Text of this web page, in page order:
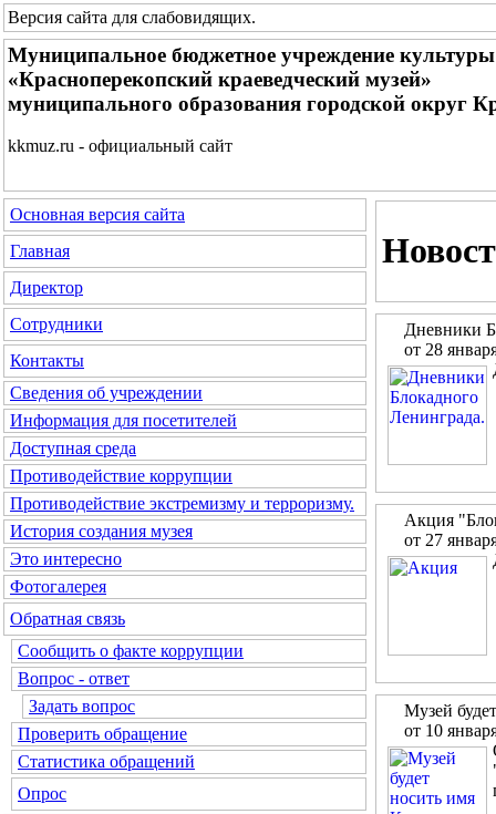
Версия сайта для слабовидящих.
Муниципальное бюджетное учреждение культуры
«Красноперекопский краеведческий музей»
муниципального образования городской округ
kkmuz.ru - официальный сайт
Основная версия сайта
Главная
Директор
Сотрудники
Контакты
Сведения об учреждении
Информация для посетителей
Доступная среда
Противодействие коррупции
Противодействие экстремизму и терроризму.
История создания музея
Это интересно
Фотогалерея
Обратная связь
Сообщить о факте коррупции
Вопрос - ответ
Задать вопрос
Проверить обращение
Статистика обращений
Опрос
Дневники
от 28
Акция
от 27
Музей
от 10